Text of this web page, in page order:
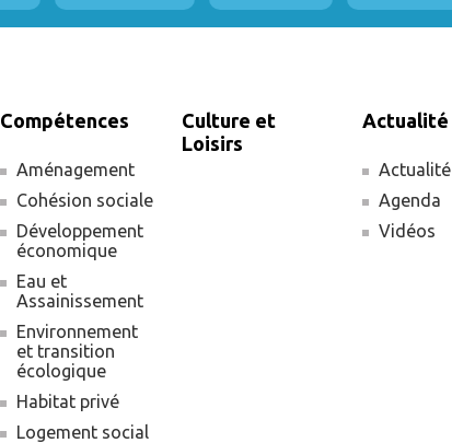
Compétences
Aménagement
Cohésion sociale
Développement
économique
Eau et
Assainissement
Environnement
et transition
écologique
Habitat privé
Logement social
Culture et
Loisirs
Actualité
Actualité
Agenda
Vidéos